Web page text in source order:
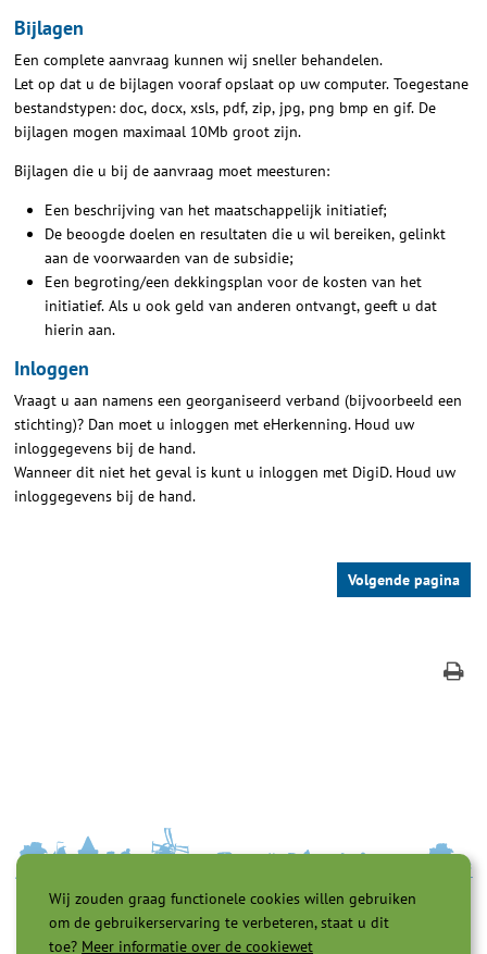
Wij zouden graag functionele cookies willen gebruiken
om de gebruikerservaring te verbeteren, staat u dit
toe? Meer informatie over de cookiewet
Bijlagen
Een complete aanvraag kunnen wij sneller behandelen.
Let op dat u de bijlagen vooraf opslaat op uw computer. Toegestane
bestandstypen: doc, docx, xsls, pdf, zip, jpg, png bmp en gif. De
bijlagen mogen maximaal 10Mb groot zijn.
Bijlagen die u bij de aanvraag moet meesturen:
Een beschrijving van het maatschappelijk initiatief;
De beoogde doelen en resultaten die u wil bereiken, gelinkt
aan de voorwaarden van de subsidie;
Een begroting/een dekkingsplan voor de kosten van het
initiatief. Als u ook geld van anderen ontvangt, geeft u dat
hierin aan.
Inloggen
Vraagt u aan namens een georganiseerd verband (bijvoorbeeld een
stichting)? Dan moet u inloggen met eHerkenning. Houd uw
inloggegevens bij de hand.
Wanneer dit niet het geval is kunt u inloggen met DigiD. Houd uw
inloggegevens bij de hand.